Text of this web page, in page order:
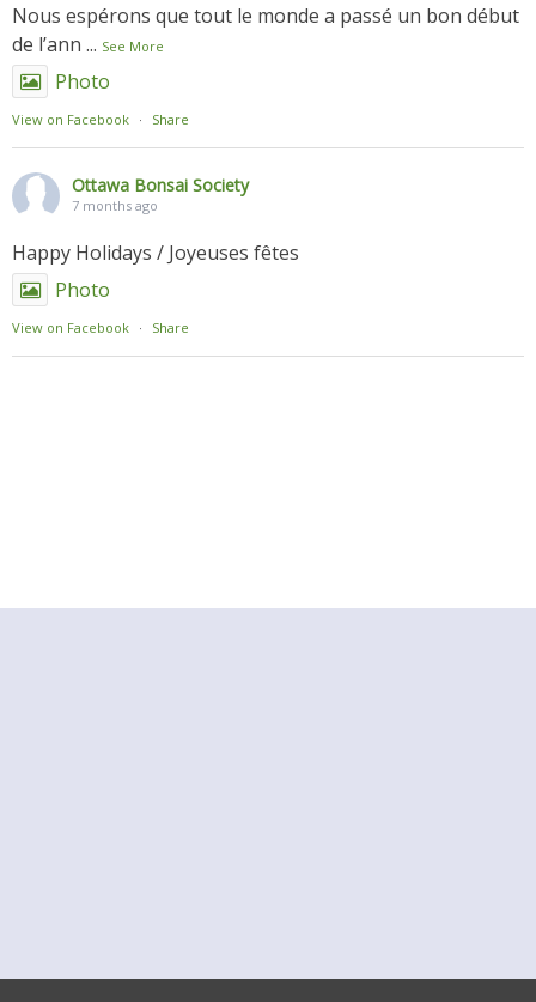
Nous espérons que tout le monde a passé un bon début
de l’ann ... See More
Photo
View on Facebook · Share
Ottawa Bonsai Society
7 months ago
Happy Holidays / Joyeuses fêtes
Photo
View on Facebook · Share